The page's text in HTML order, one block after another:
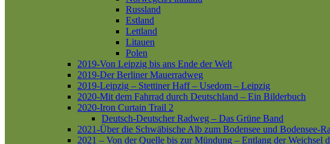
Russland
Estland
Lettland
Litauen
Polen
2019-Von Leipzig bis ans Ende der Welt
2019-Der Berliner Mauerradweg
2019-Leipzig – Stettiner Haff – Usedom – Leipzig
2020-Mit dem Fahrrad durch Deutschland – Ein Bilderbuch
2020-Iron Curtain Trail 2
Deutsch-Deutscher Radweg – Das Grüne Band
2021-Über die Schwäbische Alb zum Bodensee und Bodensee-
2021 – Von der Quelle bis zur Mündung – Entlang der Weichsel